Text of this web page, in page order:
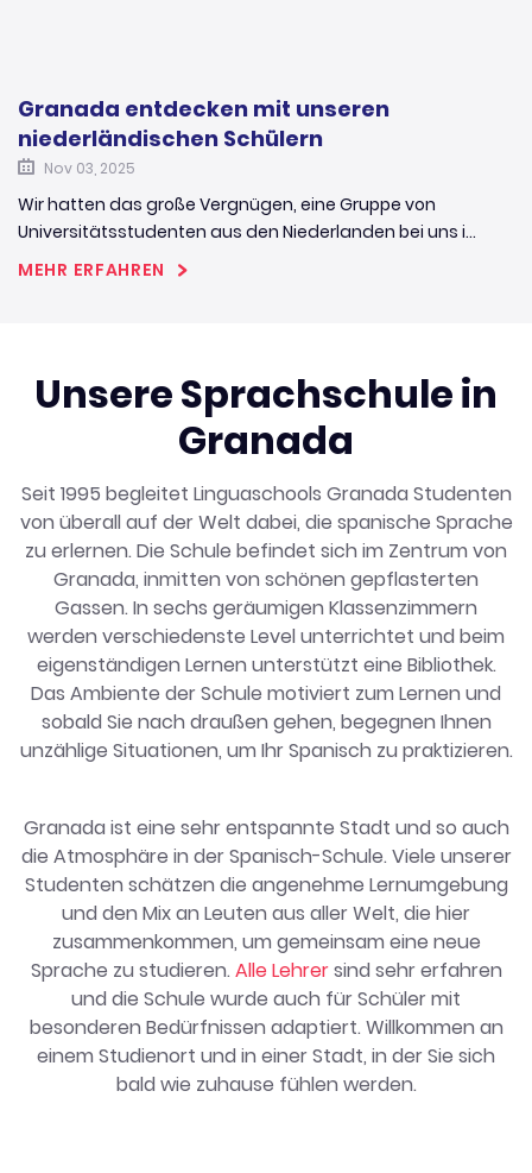
Granada entdecken mit unseren
niederländischen Schülern
Nov 03, 2025
Wir hatten das große Vergnügen, eine Gruppe von
Universitätsstudenten aus den Niederlanden bei uns i...
MEHR ERFAHREN
Unsere Sprachschule in
Granada
Seit 1995 begleitet Linguaschools Granada Studenten
von überall auf der Welt dabei, die spanische Sprache
zu erlernen. Die Schule befindet sich im Zentrum von
Granada, inmitten von schönen gepflasterten
Gassen. In sechs geräumigen Klassenzimmern
werden verschiedenste Level unterrichtet und beim
eigenständigen Lernen unterstützt eine Bibliothek.
Das Ambiente der Schule motiviert zum Lernen und
sobald Sie nach draußen gehen, begegnen Ihnen
unzählige Situationen, um Ihr Spanisch zu praktizieren.
Granada ist eine sehr entspannte Stadt und so auch
die Atmosphäre in der Spanisch-Schule. Viele unserer
Studenten schätzen die angenehme Lernumgebung
und den Mix an Leuten aus aller Welt, die hier
zusammenkommen, um gemeinsam eine neue
Sprache zu studieren. Alle Lehrersind sehr erfahren
und die Schule wurde auch für Schüler mit
besonderen Bedürfnissen adaptiert. Willkommen an
einem Studienort und in einer Stadt, in der Sie sich
bald wie zuhause fühlen werden.